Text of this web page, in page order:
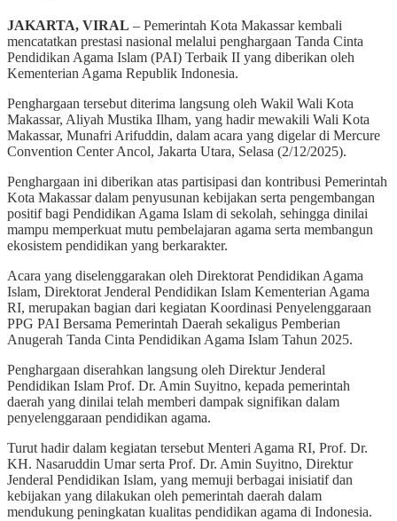
JAKARTA, VIRAL – Pemerintah Kota Makassar kembali
mencatatkan prestasi nasional melalui penghargaan Tanda Cinta
Pendidikan Agama Islam (PAI) Terbaik II yang diberikan oleh
Kementerian Agama Republik Indonesia.
Penghargaan tersebut diterima langsung oleh Wakil Wali Kota
Makassar, Aliyah Mustika Ilham, yang hadir mewakili Wali Kota
Makassar, Munafri Arifuddin, dalam acara yang digelar di Mercure
Convention Center Ancol, Jakarta Utara, Selasa (2/12/2025).
Penghargaan ini diberikan atas partisipasi dan kontribusi Pemerintah
Kota Makassar dalam penyusunan kebijakan serta pengembangan
positif bagi Pendidikan Agama Islam di sekolah, sehingga dinilai
mampu memperkuat mutu pembelajaran agama serta membangun
ekosistem pendidikan yang berkarakter.
Acara yang diselenggarakan oleh Direktorat Pendidikan Agama
Islam, Direktorat Jenderal Pendidikan Islam Kementerian Agama
RI, merupakan bagian dari kegiatan Koordinasi Penyelenggaraan
PPG PAI Bersama Pemerintah Daerah sekaligus Pemberian
Anugerah Tanda Cinta Pendidikan Agama Islam Tahun 2025.
Penghargaan diserahkan langsung oleh Direktur Jenderal
Pendidikan Islam Prof. Dr. Amin Suyitno, kepada pemerintah
daerah yang dinilai telah memberi dampak signifikan dalam
penyelenggaraan pendidikan agama.
Turut hadir dalam kegiatan tersebut Menteri Agama RI, Prof. Dr.
KH. Nasaruddin Umar serta Prof. Dr. Amin Suyitno, Direktur
Jenderal Pendidikan Islam, yang memuji berbagai inisiatif dan
kebijakan yang dilakukan oleh pemerintah daerah dalam
mendukung peningkatan kualitas pendidikan agama di Indonesia.